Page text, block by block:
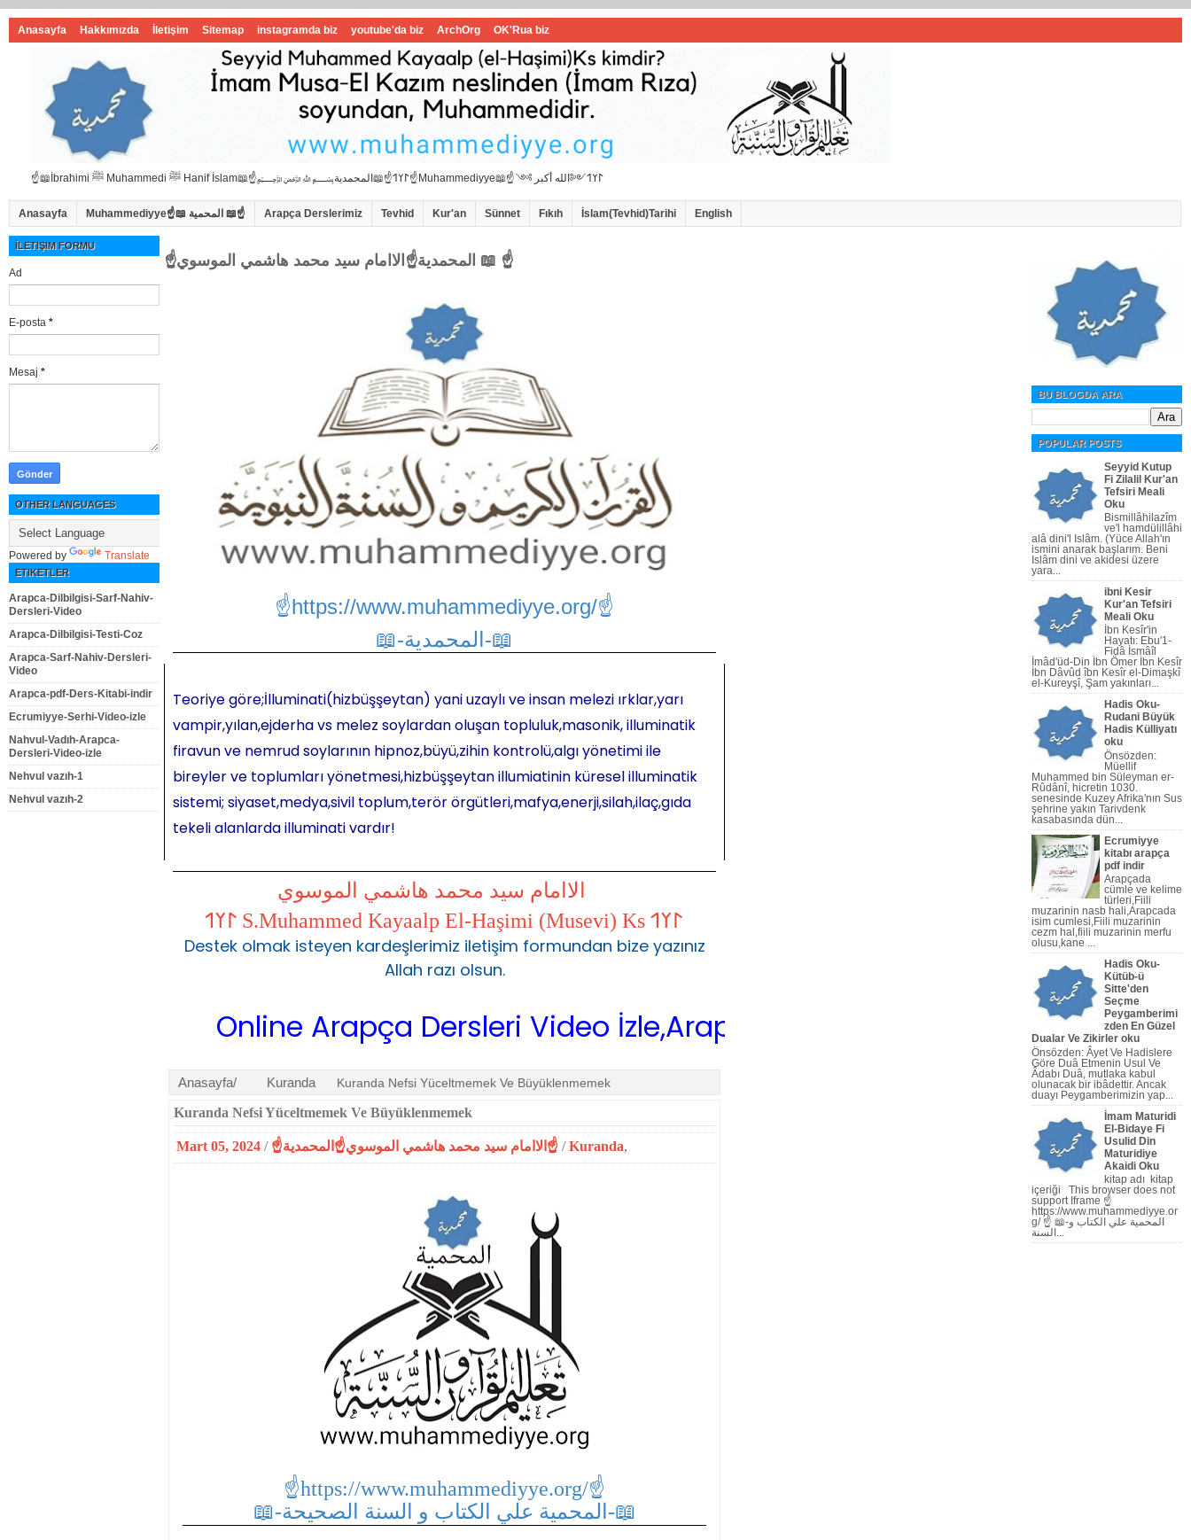
Anasayfa Hakkımızda İletişim Sitemap instagramda biz youtube'da biz ArchOrg OK'Rua biz
☝📖İbrahimi ﷺ Muhammedi ﷺ Hanif İslam📖☝﷽𐰃𐰠𐰯☝📖المحمدية☝Muhammediyye📖☝𐰃𐰠𐰯༺الله أكبر ༻
Anasayfa Muhammediyye☝📖 المحمية 📖☝ Arapça Derslerimiz Tevhid Kur'an Sünnet Fıkıh İslam(Tevhid)Tarihi English
☝المحمدية☝الاامام سيد محمد هاشمي الموسوي 📖 ☝
☝https://www.muhammediyye.org/☝
📖-المحمدية-📖
Teoriye göre;İlluminati(hizbüşşeytan) yani uzaylı ve insan melezi ırklar,yarı
vampir,yılan,ejderha vs melez soylardan oluşan topluluk,masonik, illuminatik
firavun ve nemrud soylarının hipnoz,büyü,zihin kontrolü,algı yönetimi ile
bireyler ve toplumları yönetmesi,hizbüşşeytan illumiatinin küresel illuminatik
sistemi; siyaset,medya,sivil toplum,terör örgütleri,mafya,enerji,silah,ilaç,gıda
tekeli alanlarda illuminati vardır!
الاامام سيد محمد هاشمي الموسوي
𐰃𐰠𐰯 S.Muhammed Kayaalp El-Haşimi (Musevi) Ks 𐰃𐰠𐰯
Destek olmak isteyen kardeşlerimiz iletişim formundan bize yazınız
Allah razı olsun.
Online Arapça Dersleri Video İzle,Arapça Sarf,Arapça Nahiv
Anasayfa/ Kuranda Kuranda Nefsi Yüceltmemek Ve Büyüklenmemek
Kuranda Nefsi Yüceltmemek Ve Büyüklenmemek
Mart 05, 2024 / ☝الاامام سيد محمد هاشمي الموسوي☝المحمدية☝ /Kuranda,
☝https://www.muhammediyye.org/☝
📖-المحمية علي الكتاب و السنة الصحيحة-📖
İLETIŞIM FORMU
Ad
E-posta *
Mesaj *
OTHER LANGUAGES
Powered by Translate
ETIKETLER
Arapca-Dilbilgisi-Sarf-Nahiv-
Dersleri-Video
Arapca-Dilbilgisi-Testi-Coz
Arapca-Sarf-Nahiv-Dersleri-
Video
Arapca-pdf-Ders-Kitabi-indir
Ecrumiyye-Serhi-Video-izle
Nahvul-Vadıh-Arapca-
Dersleri-Video-izle
Nehvul vazıh-1
Nehvul vazıh-2
BU BLOGDA ARA
POPULAR POSTS
Seyyid Kutup
Fi Zilalil Kur'an
Tefsiri Meali
Oku
Bismillâhilazîm
ve'l hamdülillâhi
alâ dini'l Islâm. (Yüce Allah'ın
ismini anarak başlarım. Beni
Islâm dini ve akidesi üzere
yara...
ibni Kesir
Kur'an Tefsiri
Meali Oku
İbn Kesîr'in
Hayatı: Ebu'1-
Fidâ İsmâîl
İmâd'üd-Din İbn Ömer İbn Kesîr
İbn Dâvûd îbn Kesîr el-Dimaşkî
el-Kureyşî, Şam yakınları...
Hadis Oku-
Rudani Büyük
Hadis Külliyatı
oku
Önsözden:
Müellif
Muhammed bin Süleyman er-
Rûdânî, hicretin 1030.
senesinde Kuzey Afrika'nın Sus
şehrine yakın Tarivdenk
kasabasında dün...
Ecrumiyye
kitabı arapça
pdf indir
Arapçada
cümle ve kelime
türleri,Fiili
muzarinin nasb hali,Arapcada
isim cumlesi,Fiili muzarinin
cezm hal,fiili muzarinin merfu
olusu,kane ...
Hadis Oku-
Kütüb-ü
Sitte'den
Seçme
Peygamberimi
zden En Güzel
Dualar Ve Zikirler oku
Önsözden: Âyet Ve Hadislere
Göre Duâ Etmenin Usul Ve
Âdabı Duâ, mutlaka kabul
olunacak bir ibâdettir. Ancak
duayı Peygamberi­mizin yap...
İmam Maturidi
El-Bidaye Fi
Usulid Din
Maturidiye
Akaidi Oku
kitap adı kitap
içeriği This browser does not
support Iframe ☝
https://www.muhammediyye.or
g/ ☝ 📖-المحمية علي الكتاب و
السنة...